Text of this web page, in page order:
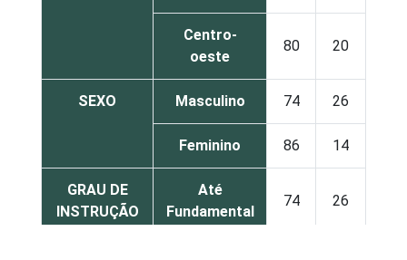
Centro-
oeste
80 20
SEXO Masculino 74 26
Feminino 86 14
GRAU DE
INSTRUÇÃO
Até
Fundamental
74 26